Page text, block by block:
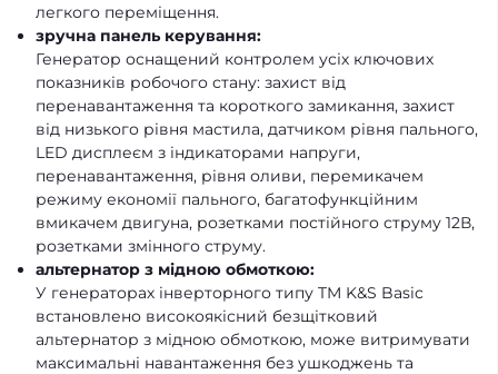
легкого переміщення.
зручна панель керування:
Генератор оснащений контролем усіх ключових
показників робочого стану: захист від
перенавантаження та короткого замикання, захист
від низького рівня мастила, датчиком рівня пального,
LED дисплеєм з індикаторами напруги,
перенавантаження, рівня оливи, перемикачем
режиму економії пального, багатофункційним
вмикачем двигуна, розетками постійного струму 12В,
розетками змінного струму.
альтернатор з мідною обмоткою:
У генераторах інверторного типу TM K&S Basic
встановлено високоякісний безщітковий
альтернатор з мідною обмоткою, може витримувати
максимальні навантаження без ушкоджень та